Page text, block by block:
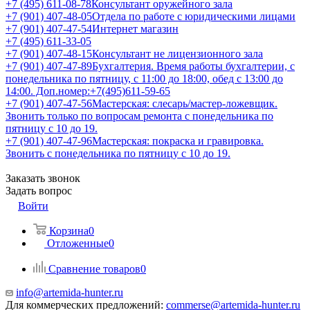
+7 (495) 611-08-78Консультант оружейного зала
+7 (901) 407-48-05Отдела по работе с юридическими лицами
+7 (901) 407-47-54Интернет магазин
+7 (495) 611-33-05
+7 (901) 407-48-15Консультант не лицензионного зала
+7 (901) 407-47-89Бухгалтерия. Время работы бухгалтерии, с
понедельника по пятницу, с 11:00 до 18:00, обед с 13:00 до
14:00. Доп.номер:+7(495)611-59-65
+7 (901) 407-47-56Мастерская: слесарь/мастер-ложевщик.
Звонить только по вопросам ремонта с понедельника по
пятницу с 10 до 19.
+7 (901) 407-47-96Мастерская: покраска и гравировка.
Звонить с понедельника по пятницу с 10 до 19.
Заказать звонок
Задать вопрос
Войти
Корзина0
Отложенные0
Сравнение товаров0
info@artemida-hunter.ru
Для коммерческих предложений: commerse@artemida-hunter.ru